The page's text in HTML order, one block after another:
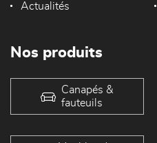
Actualités
Nos produits
Canapés &
fauteuils